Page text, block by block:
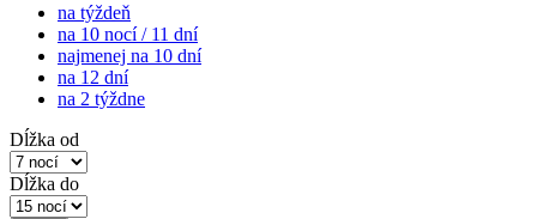
na týždeň
na 10 nocí / 11 dní
najmenej na 10 dní
na 12 dní
na 2 týždne
Dĺžka od
Dĺžka do